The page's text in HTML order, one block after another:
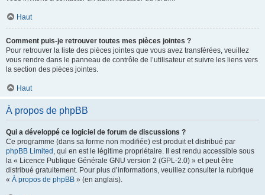
Haut
Comment puis-je retrouver toutes mes pièces jointes ?
Pour retrouver la liste des pièces jointes que vous avez transférées, veuillez
vous rendre dans le panneau de contrôle de l’utilisateur et suivre les liens vers
la section des pièces jointes.
Haut
À propos de phpBB
Qui a développé ce logiciel de forum de discussions ?
Ce programme (dans sa forme non modifiée) est produit et distribué par
phpBB Limited , qui en est le légitime propriétaire. Il est rendu accessible sous
la « Licence Publique Générale GNU version 2 (GPL-2.0) » et peut être
distribué gratuitement. Pour plus d’informations, veuillez consulter la rubrique
« À propos de phpBB » (en anglais).